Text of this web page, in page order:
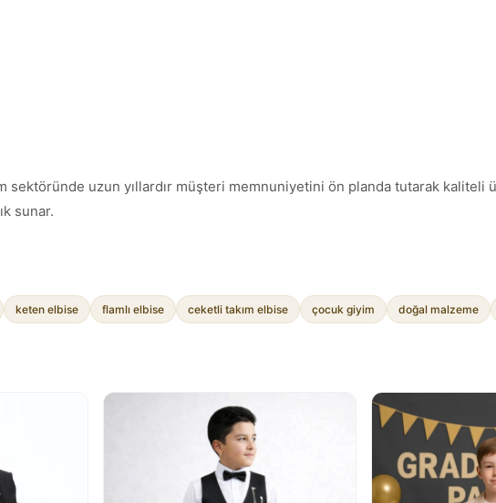
sektöründe uzun yıllardır müşteri memnuniyetini ön planda tutarak kaliteli
sunar.
keten elbise flamlı elbise ceketli takım elbise çocuk giyim doğal malzeme